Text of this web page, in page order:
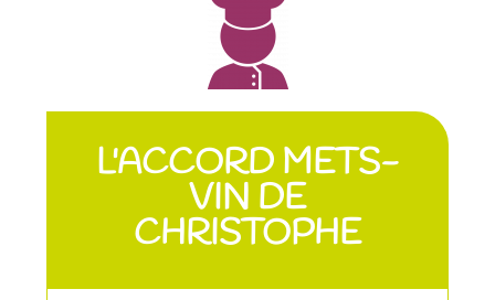
L'ACCORD METS-
VIN DE
CHRISTOPHE